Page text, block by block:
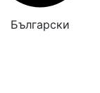
Български